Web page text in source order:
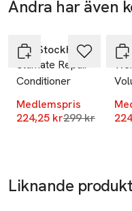
med ökad fukt. *Colour
Minskar färgförlusten
Quinoa Protein –
reparerar håret. 100%
Andra har även
REF Stockholm
Ultimate Repair
Conditioner
Medlemspris
224,25 krLägsta pris
299 kr
-
Liknande